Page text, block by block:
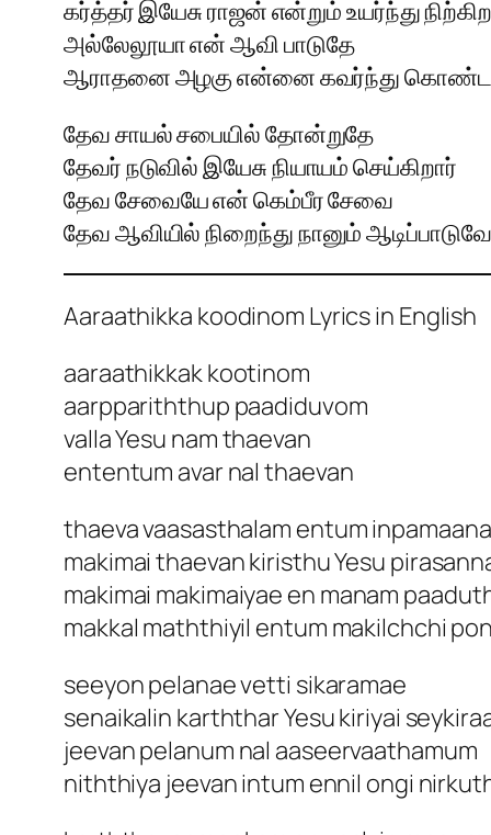
கர்த்தர் இயேசு ராஜன் என்றும் உயர்ந்து
அல்லேலூயா என் ஆவி பாடுதே
ஆராதனை அழகு என்னை கவர்ந்து
தேவ சாயல் சபையில் தோன்றுதே
தேவர் நடுவில் இயேசு நியாயம் செய்கிறார்
தேவ சேவையே என் கெம்பீர சேவை
தேவ ஆவியில் நிறைந்து நானும்
Aaraathikka koodinom Lyrics in English
aaraathikkak kootinom
aarppariththup paadiduvom
valla Yesu nam thaevan
ententum avar nal thaevan
thaeva vaasasthalam entum
makimai thaevan kiristhu Yesu
makimai makimaiyae en manam
makkal maththiyil entum makilchchi
seeyon pelanae vetti sikaramae
senaikalin karththar Yesu kiriyai
jeevan pelanum nal aaseervaathamum
niththiya jeevan intum ennil ongi